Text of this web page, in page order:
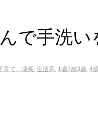
で手洗い
育て、成長, 生活系, 1歳2歳3歳, 4